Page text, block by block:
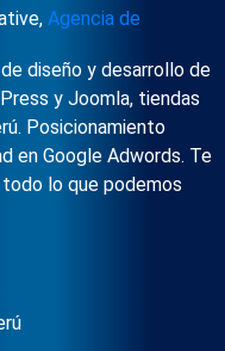
Agencia de
diseño y desarrollo de
y Joomla, tiendas
Posicionamiento
en Google Adwords. Te
lo que podemos